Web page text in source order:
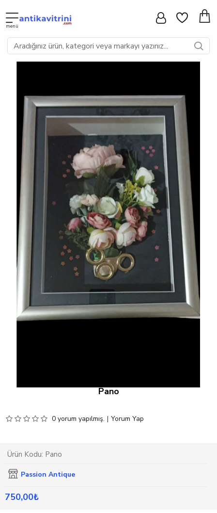
Pano
0 yorum yapılmış. | Yorum Yap
750,00₺
Ürün Kodu: Pano
Passion Antique